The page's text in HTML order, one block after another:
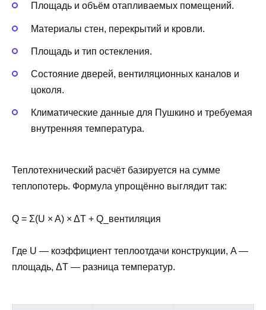
Площадь и объём отапливаемых помещений.
Материалы стен, перекрытий и кровли.
Площадь и тип остекления.
Состояние дверей, вентиляционных каналов и
цоколя.
Климатические данные для Пушкино и требуемая
внутренняя температура.
Теплотехнический расчёт базируется на сумме
теплопотерь. Формула упрощённо выглядит так:
Q = Σ(U × A) × ΔT + Q_вентиляция
Где U — коэффициент теплоотдачи конструкции, A —
площадь, ΔT — разница температур.